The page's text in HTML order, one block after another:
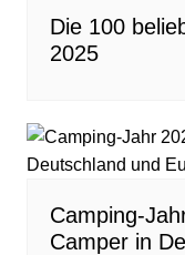
Die 100
2025
Camping-
Camper in